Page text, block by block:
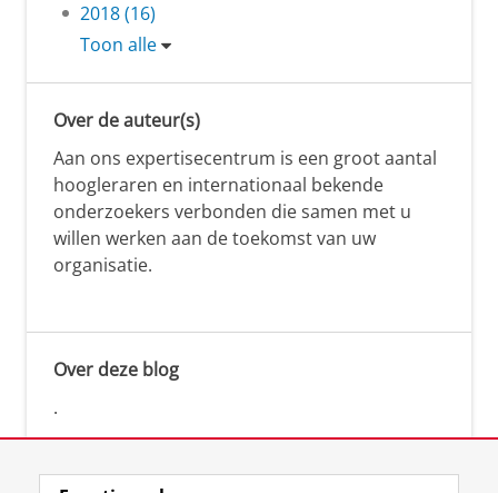
2018 (16)
Toon alle
Over de auteur(s)
Aan ons expertisecentrum is een groot aantal
hoogleraren en internationaal bekende
onderzoekers verbonden die samen met u
willen werken aan de toekomst van uw
organisatie.
Over deze blog
.